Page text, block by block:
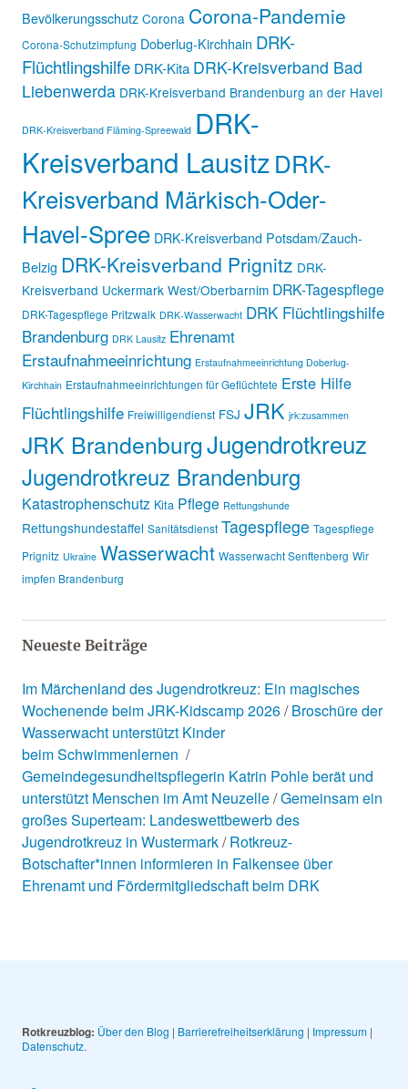
Bevölkerungsschutz Corona Corona-Pandemie
Corona-Schutzimpfung Doberlug-Kirchhain DRK-
Flüchtlingshilfe DRK-Kita DRK-Kreisverband Bad
Liebenwerda DRK-Kreisverband Brandenburg an der Havel
DRK-Kreisverband Fläming-Spreewald DRK-
Kreisverband LausitzDRK-
Kreisverband Märkisch-Oder-
Havel-Spree DRK-Kreisverband Potsdam/Zauch-
Belzig DRK-Kreisverband Prignitz DRK-
Kreisverband Uckermark West/Oberbarnim DRK-Tagespflege
DRK-Tagespflege Pritzwalk DRK-Wasserwacht DRK Flüchtlingshilfe
Brandenburg DRK Lausitz Ehrenamt
Erstaufnahmeeinrichtung Erstaufnahmeeinrichtung Doberlug-
Kirchhain Erstaufnahmeeinrichtungen für Geflüchtete Erste Hilfe
Flüchtlingshilfe Freiwilligendienst FSJ JRK jrk:zusammen
JRK BrandenburgJugendrotkreuz
Jugendrotkreuz Brandenburg
Katastrophenschutz Kita Pflege Rettungshunde
Rettungshundestaffel Sanitätsdienst Tagespflege Tagespflege
Prignitz Ukraine Wasserwacht Wasserwacht Senftenberg Wir
impfen Brandenburg
Neueste Beiträge
Im Märchenland des Jugendrotkreuz: Ein magisches
Wochenende beim JRK-Kidscamp 2026 Broschüre der
Wasserwacht unterstützt Kinder
beim Schwimmenlernen
Gemeindegesundheitspflegerin Katrin Pohle berät und
unterstützt Menschen im Amt Neuzelle Gemeinsam ein
großes Superteam: Landeswettbewerb des
Jugendrotkreuz in Wustermark Rotkreuz-
Botschafter*innen informieren in Falkensee über
Ehrenamt und Fördermitgliedschaft beim DRK
Rotkreuzblog: Über den Blog | Barrierefreiheitserklärung | Impressum|
Datenschutz